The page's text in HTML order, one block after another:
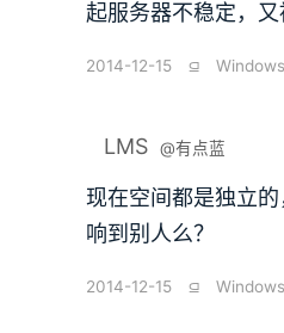
起服务器不稳定，
2014-12-15 ⫑
LMS @有点蓝
现在空间都是独立
响到别人么？
2014-12-15 ⫑